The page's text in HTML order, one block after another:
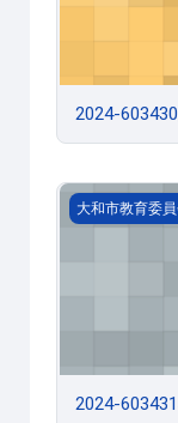
2024-
2024-603431
大和市教育委
2024-